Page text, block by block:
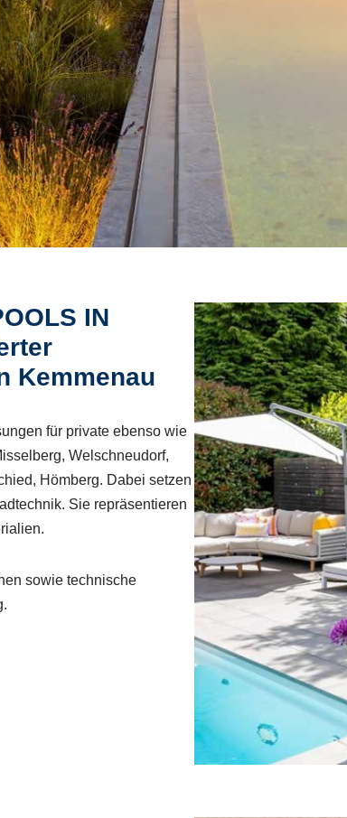
IN
Kemmenau
für private ebenso wie
Welschneudorf,
Hömberg. Dabei setzen
Sie repräsentieren
sowie technische